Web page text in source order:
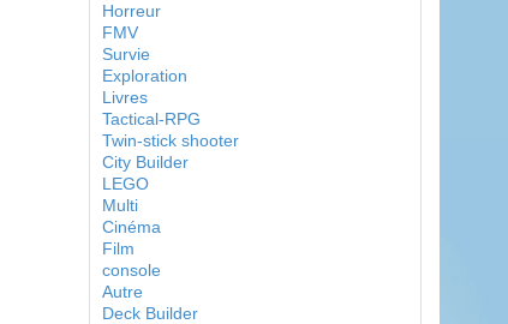
Horreur
FMV
Survie
Exploration
Livres
Tactical-RPG
Twin-stick shooter
City Builder
LEGO
Multi
Cinéma
Film
console
Autre
Deck Builder